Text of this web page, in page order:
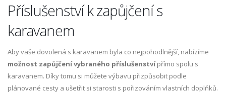
Příslušenství k zapůjčení s
karavanem
Aby vaše dovolená s karavanem byla co nejpohodlnější, nabízíme
možnost zapůjčení vybraného příslušenstvípřímo spolu s
karavanem. Díky tomu si můžete výbavu přizpůsobit podle
plánované cesty a ušetřit si starosti s pořizováním vlastních doplňků.